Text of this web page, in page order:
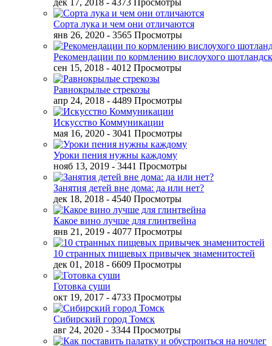
дек 17, 2018 - 4373 Просмотры
Сорта лука и чем они отличаются
янв 26, 2020 - 3565 Просмотры
Рекомендации по кормлению вислоухого
сен 15, 2018 - 4012 Просмотры
Равнокрылые стрекозы
апр 24, 2018 - 4489 Просмотры
Искусство Коммуникации
мая 16, 2020 - 3041 Просмотры
Уроки пения нужны каждому
нояб 13, 2019 - 3441 Просмотры
Занятия детей вне дома: да или нет?
дек 18, 2018 - 4540 Просмотры
Какое вино лучше для глинтвейна
янв 21, 2019 - 4077 Просмотры
10 странных пищевых привычек знаменитостей
дек 01, 2018 - 6609 Просмотры
Готовка суши
окт 19, 2017 - 4733 Просмотры
Сибирский город Томск
авг 24, 2020 - 3344 Просмотры